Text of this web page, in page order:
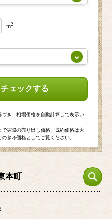
m2
ェックする
き、相場価格を自動計算して表示い
実際の売り出し価格、成約価格は大
参考価格としてご覧ください。
本町